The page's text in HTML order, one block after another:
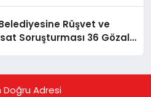
Rüşvet ve
Soruşturması 36 Gözaltı
Doğru Adresi